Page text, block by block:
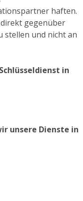
haften.
gegenüber
stellen und nicht an
in
unsere Dienste in